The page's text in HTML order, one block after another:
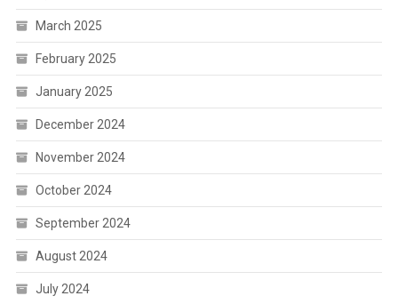
March 2025
February 2025
January 2025
December 2024
November 2024
October 2024
September 2024
August 2024
July 2024